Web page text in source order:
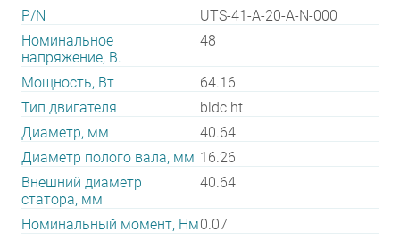
P/N
UTS-41-A-20-A-N-000
Номинальное
напряжение, В.
48
Мощность, Вт
64.16
Тип двигателя
bldc ht
Диаметр, мм
40.64
Диаметр полого вала, мм 16.26
Внешний диаметр
статора, мм
40.64
Номинальный момент, Нм0.07